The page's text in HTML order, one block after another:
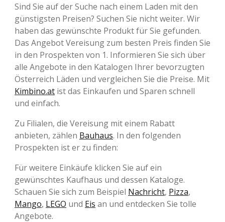
Sind Sie auf der Suche nach einem Laden mit den
günstigsten Preisen? Suchen Sie nicht weiter. Wir
haben das gewünschte Produkt für Sie gefunden.
Das Angebot Vereisung zum besten Preis finden Sie
in den Prospekten von 1. Informieren Sie sich über
alle Angebote in den Katalogen Ihrer bevorzugten
Österreich Läden und vergleichen Sie die Preise. Mit
Kimbino.at ist das Einkaufen und Sparen schnell
und einfach.
Zu Filialen, die Vereisung mit einem Rabatt
anbieten, zählen Bauhaus. In den folgenden
Prospekten ist er zu finden:
Für weitere Einkäufe klicken Sie auf ein
gewünschtes Kaufhaus und dessen Kataloge.
Schauen Sie sich zum Beispiel Nachricht, Pizza,
Mango, LEGO und Eis an und entdecken Sie tolle
Angebote.